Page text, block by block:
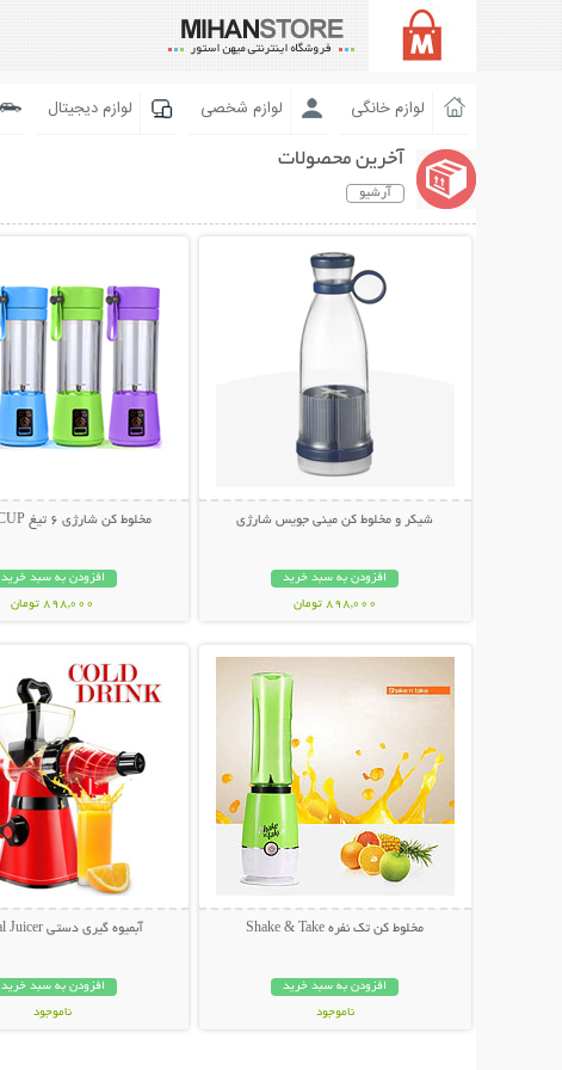
لوازم خانگی لوازم شخصی لوازم دیجیتال
آخرین محصولات
آرشیو
شیکر و مخلوط کن مینی جویس شارژی
افزودن به سبد خرید
898,000 تومان
مخلوط کن شارژی 6 تیغ JUICE CUP
افزودن به سبد خرید
898,000 تومان
مخلوط کن تک نفره Shake & Take
افزودن به سبد خرید
ناموجود
آبمیوه گیری دستی Manual Juicer
افزودن به سبد خرید
ناموجود